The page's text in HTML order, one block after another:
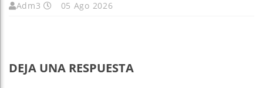
Adm3 05 Ago 2026
DEJA UNA RESPUESTA